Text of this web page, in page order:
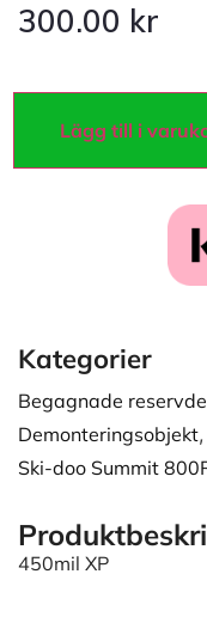
300.00 kr
Lägg till i
Kategorier
Begagnade
Demonteringsobjekt,
Ski-doo Summit
450mil XP